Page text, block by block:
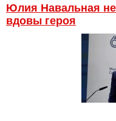
Юлия Навальная
вдовы героя